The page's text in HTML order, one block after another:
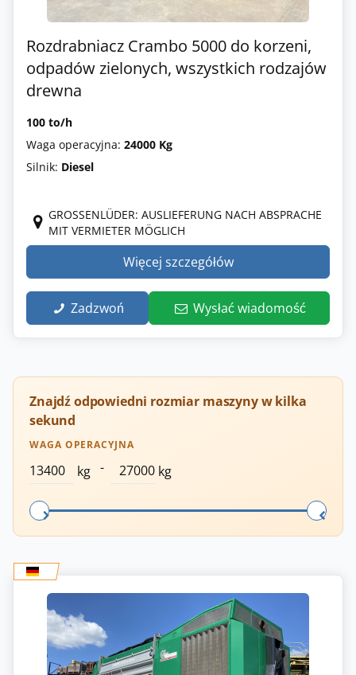
Rozdrabniacz Crambo 5000 do korzeni,
odpadów zielonych, wszystkich rodzajów
drewna
100 to/h
Waga operacyjna: 24000 Kg
Silnik: Diesel
GROSSENLÜDER: AUSLIEFERUNG NACH ABSPRACHE M
IT VERMIETER MÖGLICH
Więcej szczegółów
Zadzwoń Wysłać wiadomość
Znajdź odpowiedni rozmiar maszyny w kilka
sekund
WAGA OPERACYJNA
kg - kg